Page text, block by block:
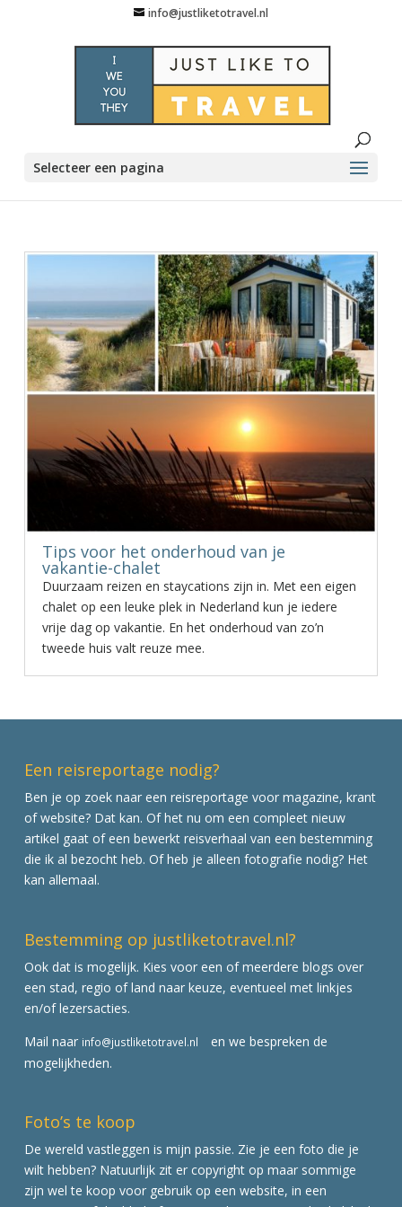
info@justliketotravel.nl
Selecteer een pagina
Tips voor het onderhoud van je
vakantie-chalet
Duurzaam reizen en staycations zijn in. Met een eigen
chalet op een leuke plek in Nederland kun je iedere
vrije dag op vakantie. En het onderhoud van zo’n
tweede huis valt reuze mee.
Een reisreportage nodig?
Ben je op zoek naar een reisreportage voor magazine, krant
of website? Dat kan. Of het nu om een compleet nieuw
artikel gaat of een bewerkt reisverhaal van een bestemming
die ik al bezocht heb. Of heb je alleen fotografie nodig? Het
kan allemaal.
Bestemming op justliketotravel.nl?
Ook dat is mogelijk. Kies voor een of meerdere blogs over
een stad, regio of land naar keuze, eventueel met linkjes
en/of lezersacties.
Mail naar info@justliketotravel.nl
en we bespreken de
mogelijkheden.
Foto’s te koop
De wereld vastleggen is mijn passie. Zie je een foto die je
wilt hebben? Natuurlijk zit er copyright op maar sommige
zijn wel te koop voor gebruik op een website, in een